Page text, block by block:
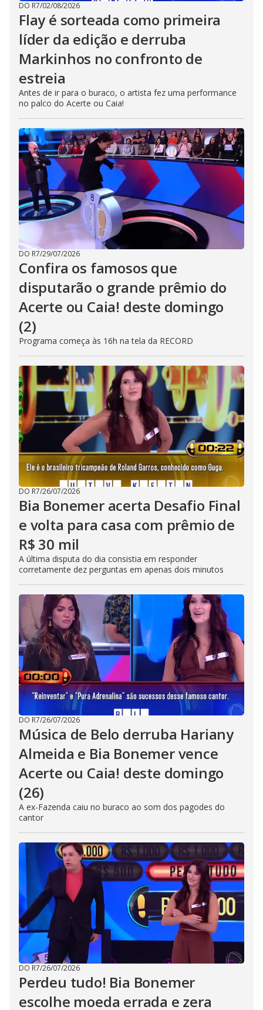
DO R7/02/08/2026
Flay é sorteada como primeira
líder da edição e derruba
Markinhos no confronto de
estreia
Antes de ir para o buraco, o artista fez uma performance
no palco do Acerte ou Caia!
DO R7/29/07/2026
Confira os famosos que
disputarão o grande prêmio do
Acerte ou Caia! deste domingo
(2)
Programa começa às 16h na tela da RECORD
DO R7/26/07/2026
Bia Bonemer acerta Desafio Final
e volta para casa com prêmio de
R$ 30 mil
A última disputa do dia consistia em responder
corretamente dez perguntas em apenas dois minutos
DO R7/26/07/2026
Música de Belo derruba Hariany
Almeida e Bia Bonemer vence
Acerte ou Caia! deste domingo
(26)
A ex-Fazenda caiu no buraco ao som dos pagodes do
cantor
DO R7/26/07/2026
Perdeu tudo! Bia Bonemer
escolhe moeda errada e zera